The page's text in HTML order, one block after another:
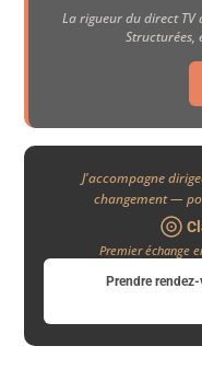
La rigueur du direct
Structurées,
J'accompagne
changement —
Premier échange
Prendre